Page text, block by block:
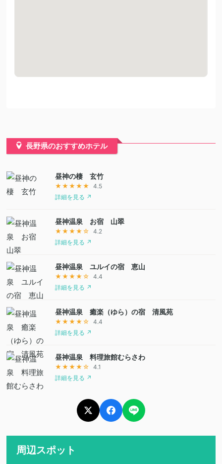
長野県のおすすめホテル
昼神の棲 玄竹
★★★★★
4.5
詳細を見る ↗
昼神温泉 お宿 山翠
★★★★☆
4.2
詳細を見る ↗
昼神温泉 ユルイの宿 恵山
★★★★☆
4.4
詳細を見る ↗
昼神温泉 癒楽（ゆら）の宿 清風苑
★★★★☆
4.4
詳細を見る ↗
昼神温泉 料理旅館むらさわ
★★★★☆
4.1
詳細を見る ↗
周辺スポット